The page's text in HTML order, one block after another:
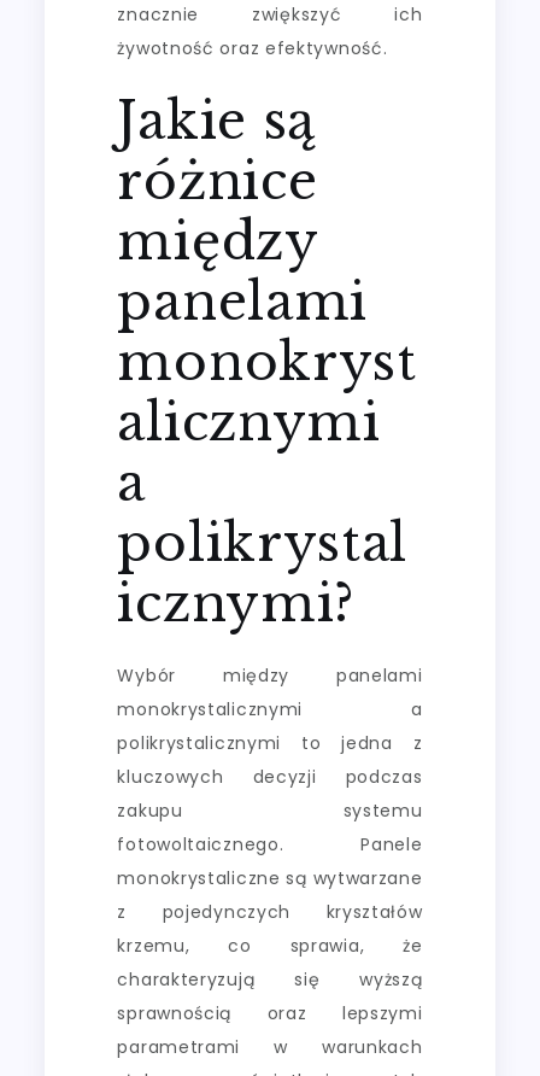
znacznie zwiększyć ich
żywotność oraz efektywność.
Jakie są
różnice
między
panelami
monokryst
alicznymi
a
polikrystal
icznymi?
Wybór między panelami
monokrystalicznymi a
polikrystalicznymi to jedna z
kluczowych decyzji podczas
zakupu systemu
fotowoltaicznego. Panele
monokrystaliczne są wytwarzane
z pojedynczych kryształów
krzemu, co sprawia, że
charakteryzują się wyższą
sprawnością oraz lepszymi
parametrami w warunkach